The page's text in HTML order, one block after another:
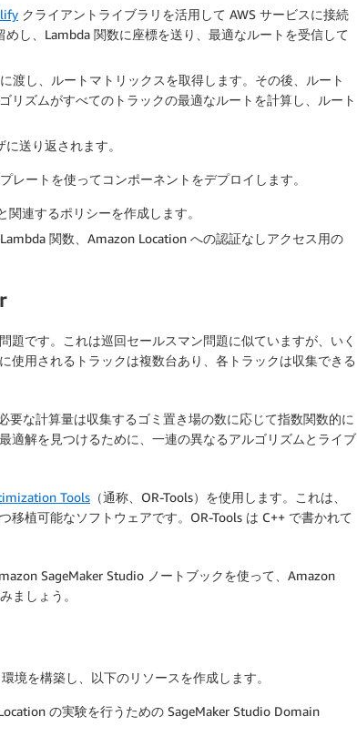
クライアントライブラリを活用して AWS サービスに接続
し、Lambda 関数に座標を送り、最適なルートを受信して
渡し、ルートマトリックスを取得します。その後、ルート
リズムがすべてのトラックの最適なルートを計算し、ルート
送り返されます。
レートを使ってコンポーネントをデプロイします。
連するポリシーを作成します。
関数、Amazon Location への認証なしアクセス用の
です。これは巡回セールスマン問題に似ていますが、いく
使用されるトラックは複数台あり、各トラックは収集できる
な計算量は収集するゴミ置き場の数に応じて指数関数的に
適解を見つけるために、一連の異なるアルゴリズムとライブ
Tools （通称、OR-Tools）を使用します。これは、
植可能なソフトウェアです。OR-Tools は C++ で書かれて
SageMaker Studio ノートブックを使って、Amazon
ましょう。
境を構築し、以下のリソースを作成します。
の実験を行うための SageMaker Studio Domain